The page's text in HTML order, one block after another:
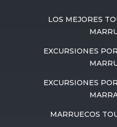
LOS MEJORES
EXCURSIONES
EXCURSIONES
MARRUECOS